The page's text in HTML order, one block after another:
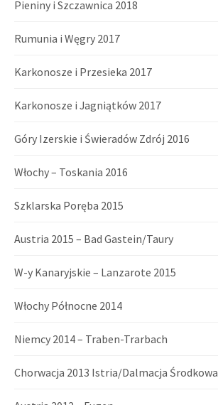
Pieniny i Szczawnica 2018
Rumunia i Węgry 2017
Karkonosze i Przesieka 2017
Karkonosze i Jagniątków 2017
Góry Izerskie i Świeradów Zdrój 2016
Włochy – Toskania 2016
Szklarska Poręba 2015
Austria 2015 – Bad Gastein/Taury
W-y Kanaryjskie – Lanzarote 2015
Włochy Północne 2014
Niemcy 2014 – Traben-Trarbach
Chorwacja 2013 Istria/Dalmacja Środkowa